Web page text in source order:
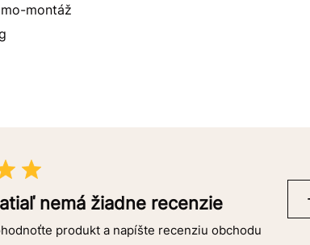
montáž
nemá žiadne recenzie
produkt a napíšte recenziu obchodu